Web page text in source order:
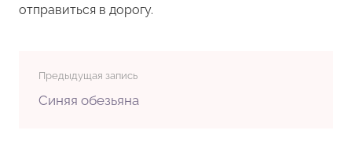
отправиться в дорогу.
Предыдущая запись
Синяя обезьяна